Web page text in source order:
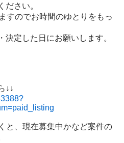
さい。
すのでお時間のゆとりをもっ
定した日にお願いします。
と、現在募集中かなど案件の